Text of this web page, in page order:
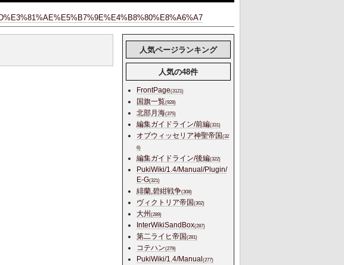
人気ページランキング
人気の48件
FrontPage(3121)
国旗一覧(928)
北部月海(375)
編集ガイドライン/前編(331)
オブウィッセリア神聖帝国(32
6)
編集ガイドライン/後編(322)
PukiWiki/1.4/Manual/Plugin/
E-G(321)
緋蘭,碧紺戦争(308)
ヴィクトリア帝国(302)
大州 (289)
InterWikiSandBox(287)
第二ライヒ帝国(281)
コテハン(279)
PukiWiki/1.4/Manual(277)